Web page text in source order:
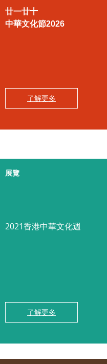
廿一廿十
中華文化節2026
了解更多
展覽
2021香港中華文化週
了解更多